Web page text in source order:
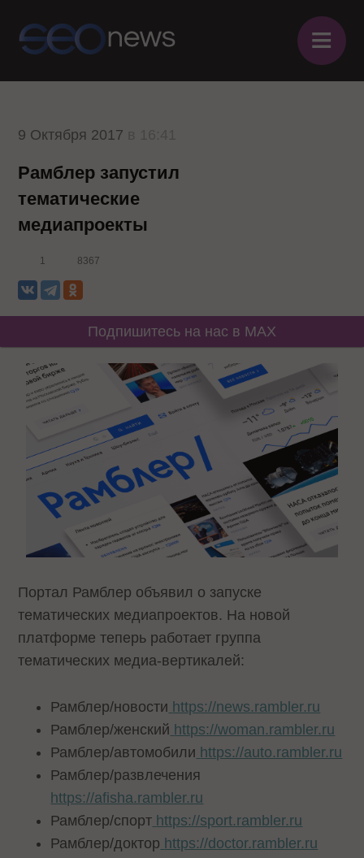
≡
9 Октября 2017
Рамблер запустил
тематические
медиапроекты
1 8367
Подпишитесь на нас в MAX
Портал Рамблер объявил о запуске
тематических медиапроектов. На новой
платформе теперь работает группа
тематических медиа-вертикалей:
Рамблер/новости https://news.rambler.ru
Рамблер/женский https://woman.rambler.ru
Рамблер/автомобили https://auto.rambler.ru
Рамблер/развлечения
https://afisha.rambler.ru
Рамблер/спорт https://sport.rambler.ru
Рамблер/доктор https://doctor.rambler.ru